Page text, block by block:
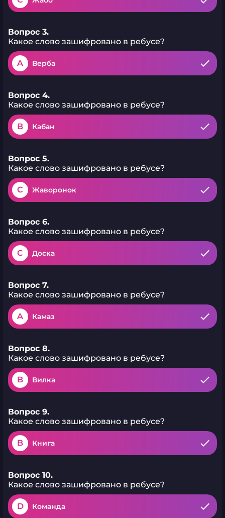
Вопрос 3.
Какое слово зашифровано в ребусе?
A Верба
Вопрос 4.
Какое слово зашифровано в ребусе?
B Кабан
Вопрос 5.
Какое слово зашифровано в ребусе?
C Жаворонок
Вопрос 6.
Какое слово зашифровано в ребусе?
C Доска
Вопрос 7.
Какое слово зашифровано в ребусе?
A Камаз
Вопрос 8.
Какое слово зашифровано в ребусе?
B Вилка
Вопрос 9.
Какое слово зашифровано в ребусе?
B Книга
Вопрос 10.
Какое слово зашифровано в ребусе?
D Команда